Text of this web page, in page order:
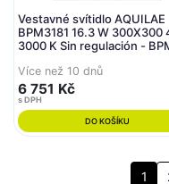
Vestavné svítidlo AQUILAE
BPM3181 16.3 W 300X300
3000 K Sin regulación -
Více než 10 dnů
6 751 Kč
s DPH
DO KOŠÍKU
1